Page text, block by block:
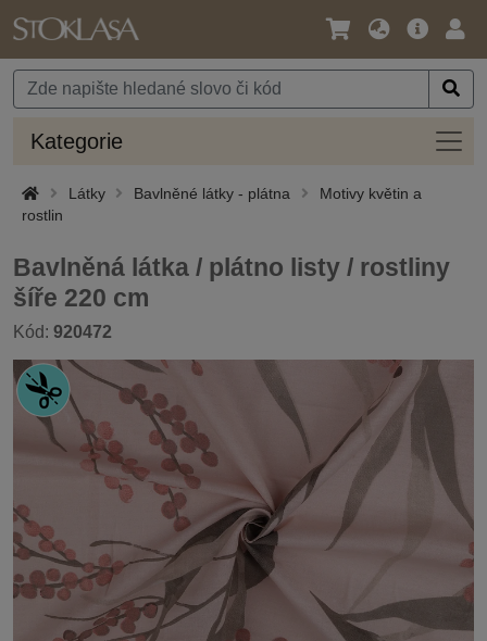
Jazyk
Měna
Hlavní
Kategorie
Látky Bavlněné látky - plátna
Motivy květin a
rostlin
Bavlněná látka / plátno listy / rostliny
šíře 220 cm
Kód: 920472